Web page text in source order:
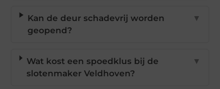
Kan de deur schadevrij worden
geopend?
▼
Wat kost een spoedklus bij de
slotenmaker Veldhoven?
▼